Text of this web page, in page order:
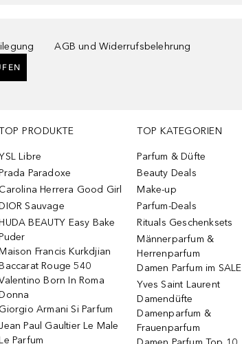
AGB und Widerrufsbelehrung
PRODUKTE
Libre
Paradoxe
Carolina Herrera Good Girl
Sauvage
BEAUTY Easy Bake
Francis Kurkdjian
Rouge 540
Born In Roma
Giorgio Armani Si Parfum
Paul Gaultier Le Male
Parfum
TOP KATEGORIEN
Parfum & Düfte
Beauty Deals
Make-up
Parfum-Deals
Rituals Geschenksets
Männerparfum &
Herrenparfum
Damen Parfum im SALE
Yves Saint Laurent
Damendüfte
Damenparfum &
Frauenparfum